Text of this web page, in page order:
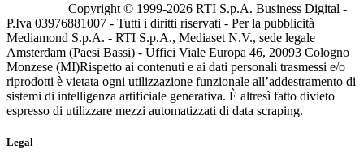
Copyright © 1999-2026 RTI S.p.A. Business Digital -
P.Iva 03976881007 - Tutti i diritti riservati - Per la pubblicità
Mediamond S.p.A. - RTI S.p.A., Mediaset N.V., sede legale
Amsterdam (Paesi Bassi) - Uffici Viale Europa 46, 20093 Cologno
Monzese (MI)Rispetto ai contenuti e ai dati personali trasmessi e/o
riprodotti è vietata ogni utilizzazione funzionale all’addestramento di
sistemi di intelligenza artificiale generativa. È altresì fatto divieto
espresso di utilizzare mezzi automatizzati di data scraping.
Legal